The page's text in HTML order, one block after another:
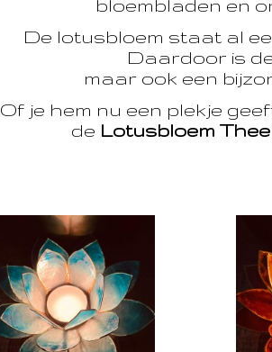
bloembladen en
De lotusbloem staat al
Daardoor is
maar ook een
Of je hem nu een plekje
de Lotusbloem